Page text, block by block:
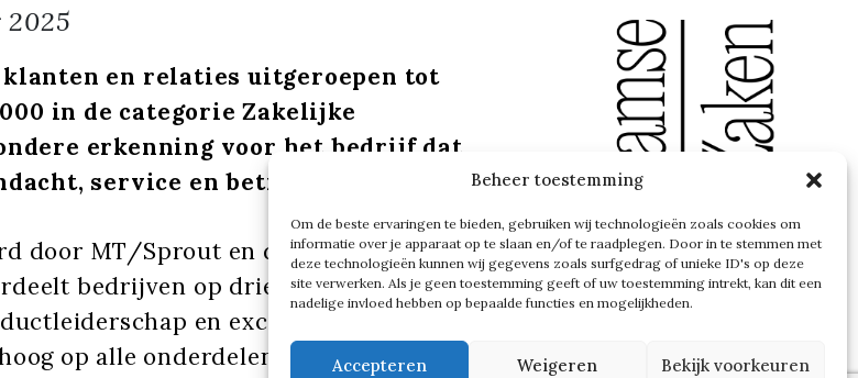
Beheer toestemming
Om de beste ervaringen te bieden, gebruiken wij technologieën zoals cookies om
informatie over je apparaat op te slaan en/of te raadplegen. Door in te stemmen met
deze technologieën kunnen wij gegevens zoals surfgedrag of unieke ID's op deze
site verwerken. Als je geen toestemming geeft of uw toestemming intrekt, kan dit een
nadelige invloed hebben op bepaalde functies en mogelijkheden.
Accepteren Weigeren Bekijk voorkeuren
klanten en relaties uitgeroepen tot
in de categorie Zakelijke
erkenning voor het bedrijf dat
service en betrouwbaarheid.
door MT/Sprout en de Universiteit
bedrijven op drie pijlers:
en excellente uitvoering.
op alle onderdelen: eerste plaats –